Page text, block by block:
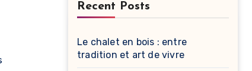
Recent Posts
Le chalet en bois : entre
tradition et art de vivre